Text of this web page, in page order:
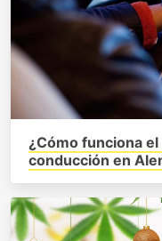
¿Cómo funciona
conducción en